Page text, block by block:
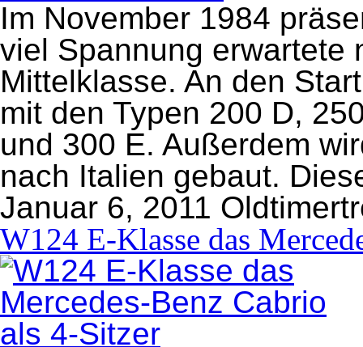
Im November 1984
viel Spannung erwartete
Mittelklasse. An den
mit den Typen 200 D,
und 300 E. Außerdem
nach Italien gebaut.
Januar 6, 2011
W124 E-Klasse das